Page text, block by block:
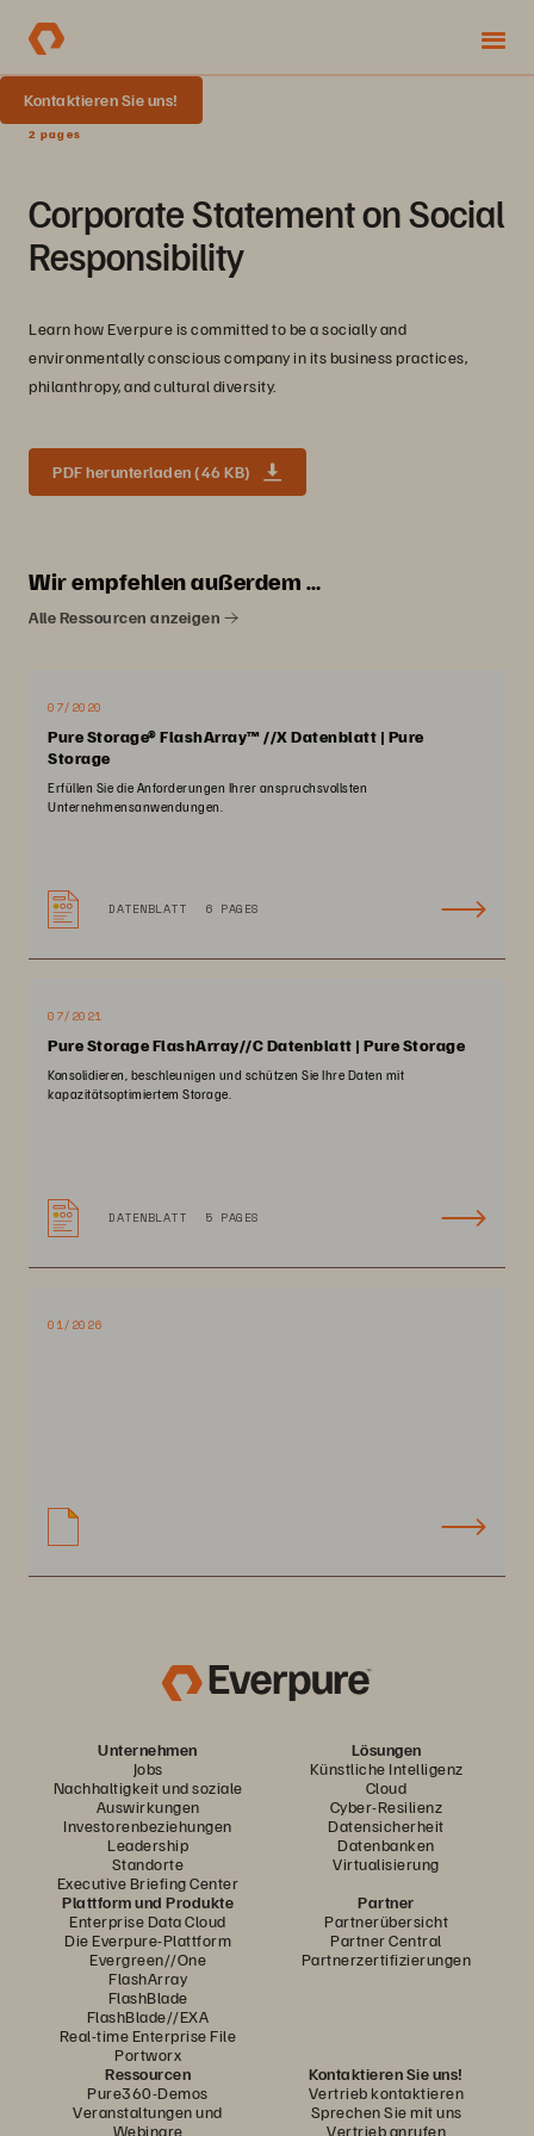
Kontaktieren Sie uns!
2 pages
Corporate Statement on Social
Responsibility
Learn how Everpure is committed to be a socially and
environmentally conscious company in its business practices,
philanthropy, and cultural diversity.
PDF herunterladen (46 KB)
Wir empfehlen außerdem …
Alle Ressourcen anzeigen
07/2020
Pure Storage® FlashArray™ //X Datenblatt | Pure
Storage
Erfüllen Sie die Anforderungen Ihrer anspruchsvollsten
Unternehmensanwendungen.
DATENBLATT 6 PAGES
07/2021
Pure Storage FlashArray//C Datenblatt | Pure Storage
Konsolidieren, beschleunigen und schützen Sie Ihre Daten mit
kapazitätsoptimiertem Storage.
DATENBLATT 5 PAGES
01/2026
Unternehmen
Jobs
Nachhaltigkeit und soziale
Auswirkungen
Investorenbeziehungen
Leadership
Standorte
Executive Briefing Center
Lösungen
Künstliche Intelligenz
Cloud
Cyber-Resilienz
Datensicherheit
Datenbanken
Virtualisierung
Plattform und Produkte
Enterprise Data Cloud
Die Everpure-Plattform
Evergreen//One
FlashArray
FlashBlade
FlashBlade//EXA
Real-time Enterprise File
Portworx
Partner
Partnerübersicht
Partner Central
Partnerzertifizierungen
Ressourcen
Pure360-Demos
Veranstaltungen und
Webinare
Kontaktieren Sie uns!
Vertrieb kontaktieren
Sprechen Sie mit uns
Vertrieb anrufen